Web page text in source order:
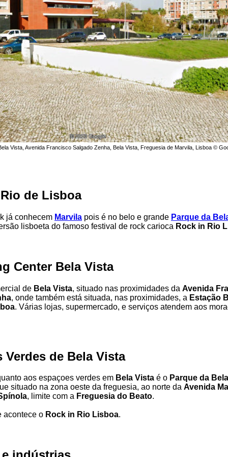
Vista, Avenida Francisco Salgado Zenha, Bela Vista, Freguesia de Marvila, Lisboa ©
de Lisboa
já conhecem Marvila pois é no belo e grande Parque da
lisboeta do famoso festival de rock carioca Rock in Rio
Center Bela Vista
de Bela Vista, situado nas proximidades da Avenida
, onde também está situada, nas proximidades, a Estação
. Várias lojas, supermercado, e serviços atendem aos
Verdes de Bela Vista
aos espaçoes verdes em Bela Vista é o Parque da
situado na zona oeste da freguesia, ao norte da Avenida
, limite com a Freguesia do Beato.
acontece o Rock in Rio Lisboa.